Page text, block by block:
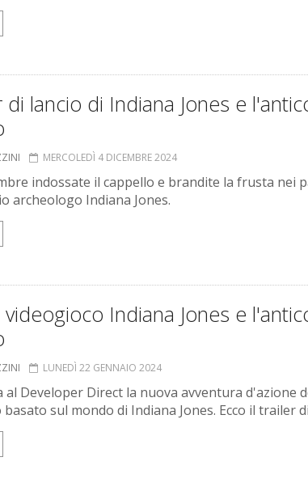
di lancio di Indiana Jones e
MERCOLEDÌ 4 DICEMBRE 2024
indossate il cappello e brandite la frusta nei
archeologo Indiana Jones.
videogioco Indiana Jones e
LUNEDÌ 22 GENNAIO 2024
al Developer Direct la nuova avventura d'azione
sul mondo di Indiana Jones. Ecco il trailer